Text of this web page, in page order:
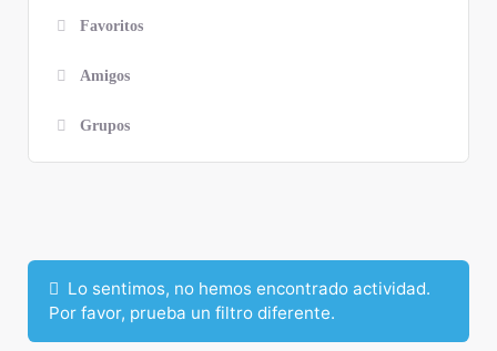
Favoritos
Amigos
Grupos
Lo sentimos, no hemos encontrado actividad.
Por favor, prueba un filtro diferente.